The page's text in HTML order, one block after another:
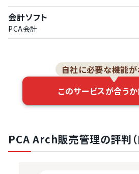
会計ソフト
PCA会計
自社に必要な機能が
このサービスが合う
PCA Arch販売管理の評判（